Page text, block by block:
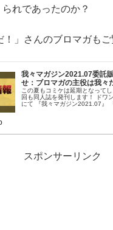
られであったのか？
」さんのブロマガもご
我々マガジン2021.07委託
せ：ブロマガの主役は我々
この夏もコミケは延期となって
回も同人誌を発刊します！ ドワ
にて 『我々マガジン2021.07』
スポンサーリンク